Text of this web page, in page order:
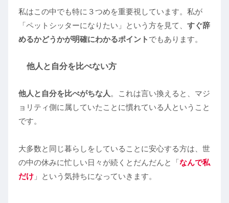
私はこの中でも特に３つめを重要視しています。私が
「ペットシッターになりたい」という方を見て、 すぐ辞
めるかどうかが明確にわかるポイント でもあります。
他人と自分を比べない方
他人と自分を比べがちな人 。これは言い換えると、マジ
ョリティ側に属していたことに慣れている人ということ
です。
大多数と同じ暮らしをしていることに安心する方は、世
の中の休みに忙しい日々が続くとだんだんと「なんで私
だけ 」という気持ちになっていきます。